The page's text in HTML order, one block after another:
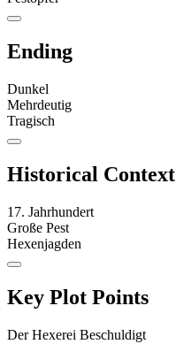
Ending
Dunkel
Mehrdeutig
Tragisch
Historical Context
17. Jahrhundert
Große Pest
Hexenjagden
Key Plot Points
Der Hexerei Beschuldigt